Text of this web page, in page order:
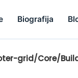
Biografija
grid/Core/